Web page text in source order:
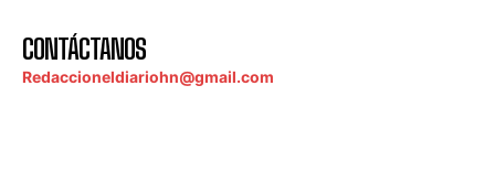
CONTÁCTANOS
Redaccioneldiariohn@gmail.com